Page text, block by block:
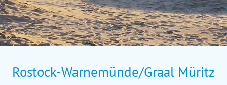
Rostock-Warnemünde/Graal Müritz